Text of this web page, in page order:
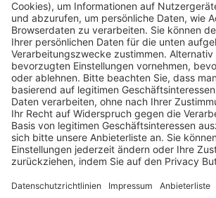
Pässe und Vereinswechsel
Trainerausbildung
Schulungsangebot Vereinsmitarbeiter
BFV-Geschäftsstellen
Trainerbörse
Login SpielPlus
FOLGE DEM BFV